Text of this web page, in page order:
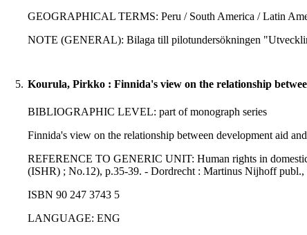
GEOGRAPHICAL TERMS: Peru / South America / Latin
NOTE (GENERAL): Bilaga till pilotundersökningen
5. Kourula, Pirkko : Finnida's view on the relationship
BIBLIOGRAPHIC LEVEL: part of monograph series
Finnida's view on the relationship between development aid
REFERENCE TO GENERIC UNIT: Human rights in
(ISHR) ; No.12), p.35-39. - Dordrecht : Martinus Nijhoff publ.,
ISBN 90 247 3743 5
LANGUAGE: ENG